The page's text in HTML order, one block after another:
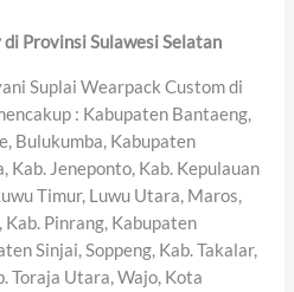
Provinsi Sulawesi Selatan
Suplai Wearpack Custom di
: Kabupaten Bantaeng,
Bulukumba, Kabupaten
Kab. Jeneponto, Kab. Kepulauan
Timur, Luwu Utara, Maros,
Kab. Pinrang, Kabupaten
Sinjai, Soppeng, Kab. Takalar,
Toraja Utara, Wajo, Kota